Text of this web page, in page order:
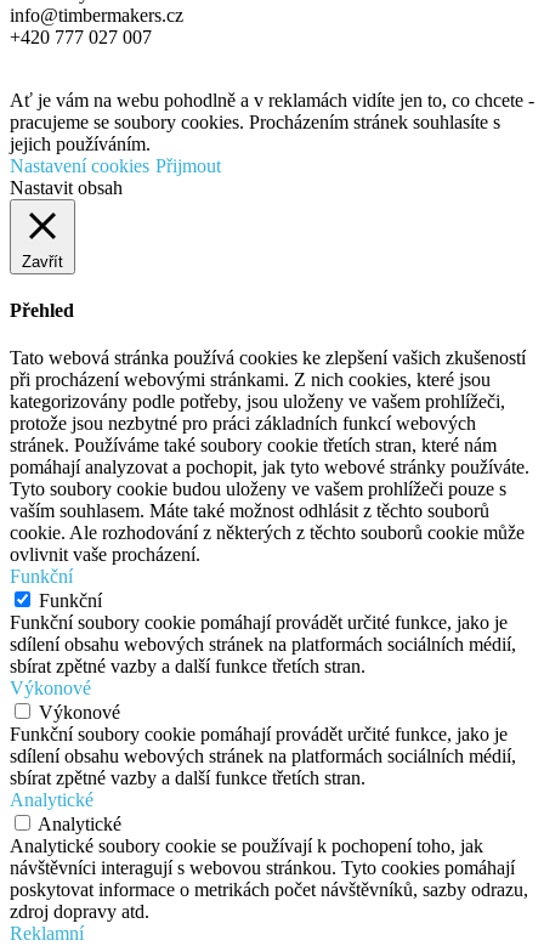
info@timbermakers.cz
+420 777 027 007
Ať je vám na webu pohodlně a v reklamách vidíte jen to, co chcete -
pracujeme se soubory cookies. Procházením stránek souhlasíte s
jejich používáním.
Nastavení cookies Přijmout
Nastavit obsah
Zavřít
Přehled
Tato webová stránka používá cookies ke zlepšení vašich zkušeností
při procházení webovými stránkami. Z nich cookies, které jsou
kategorizovány podle potřeby, jsou uloženy ve vašem prohlížeči,
protože jsou nezbytné pro práci základních funkcí webových
stránek. Používáme také soubory cookie třetích stran, které nám
pomáhají analyzovat a pochopit, jak tyto webové stránky používáte.
Tyto soubory cookie budou uloženy ve vašem prohlížeči pouze s
vaším souhlasem. Máte také možnost odhlásit z těchto souborů
cookie. Ale rozhodování z některých z těchto souborů cookie může
ovlivnit vaše procházení.
Funkční
Funkční
Funkční soubory cookie pomáhají provádět určité funkce, jako je
sdílení obsahu webových stránek na platformách sociálních médií,
sbírat zpětné vazby a další funkce třetích stran.
Výkonové
Výkonové
Funkční soubory cookie pomáhají provádět určité funkce, jako je
sdílení obsahu webových stránek na platformách sociálních médií,
sbírat zpětné vazby a další funkce třetích stran.
Analytické
Analytické
Analytické soubory cookie se používají k pochopení toho, jak
návštěvníci interagují s webovou stránkou. Tyto cookies pomáhají
poskytovat informace o metrikách počet návštěvníků, sazby odrazu,
zdroj dopravy atd.
Reklamní